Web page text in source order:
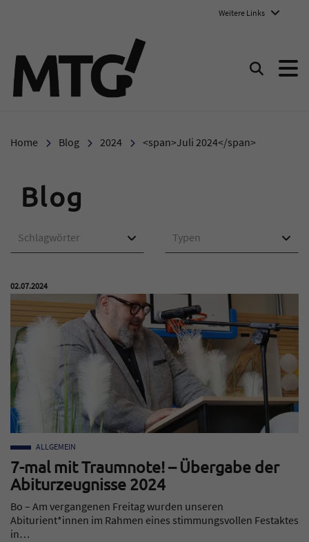
Weitere Links
Suchen
Home Blog 2024 <span>Juli 2024</span>
Blog
Schlagwörter Typen
Veröffentlicht am:
02.07.2024
7-mal mit Traumnote! – Übergabe der
Abiturzeugnisse 2024
ALLGEMEIN
Bo – Am vergangenen Freitag wurden unseren
Abiturient*innen im Rahmen eines stimmungsvollen Festaktes
in…